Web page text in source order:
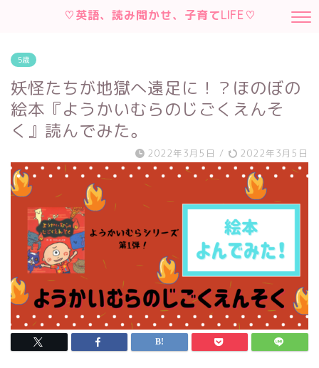
♡英語、読み聞かせ、子育てLIFE♡
5歳
妖怪たちが地獄へ遠足に！？ほのぼの
絵本『ようかいむらのじごくえんそ
く』読んでみた。
2022年3月5日 / 2022年3月5日